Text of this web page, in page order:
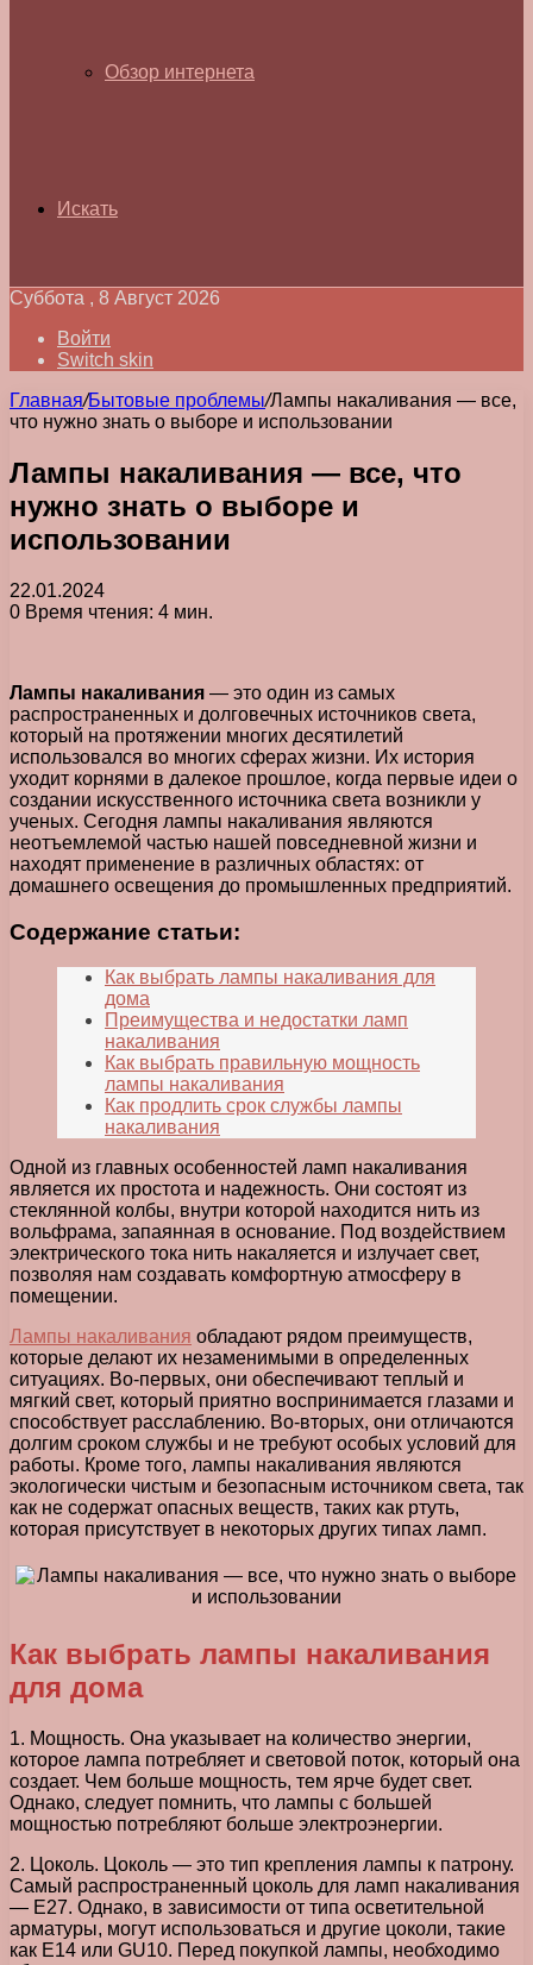
Обзор интернета
Искать
Суббота , 8 Август 2026
Войти
Switch skin
Главная/Бытовые проблемы/Лампы накаливания — все,
что нужно знать о выборе и использовании
Лампы накаливания — все, что
нужно знать о выборе и
использовании
22.01.2024
0 Время чтения: 4 мин.
Лампы накаливания — это один из самых
распространенных и долговечных источников света,
который на протяжении многих десятилетий
использовался во многих сферах жизни. Их история
уходит корнями в далекое прошлое, когда первые идеи о
создании искусственного источника света возникли у
ученых. Сегодня лампы накаливания являются
неотъемлемой частью нашей повседневной жизни и
находят применение в различных областях: от
домашнего освещения до промышленных предприятий.
Содержание статьи:
Как выбрать лампы накаливания для
дома
Преимущества и недостатки ламп
накаливания
Как выбрать правильную мощность
лампы накаливания
Как продлить срок службы лампы
накаливания
Одной из главных особенностей ламп накаливания
является их простота и надежность. Они состоят из
стеклянной колбы, внутри которой находится нить из
вольфрама, запаянная в основание. Под воздействием
электрического тока нить накаляется и излучает свет,
позволяя нам создавать комфортную атмосферу в
помещении.
Лампы накаливания обладают рядом преимуществ,
которые делают их незаменимыми в определенных
ситуациях. Во-первых, они обеспечивают теплый и
мягкий свет, который приятно воспринимается глазами и
способствует расслаблению. Во-вторых, они отличаются
долгим сроком службы и не требуют особых условий для
работы. Кроме того, лампы накаливания являются
экологически чистым и безопасным источником света, так
как не содержат опасных веществ, таких как ртуть,
которая присутствует в некоторых других типах ламп.
Как выбрать лампы накаливания
для дома
1. Мощность. Она указывает на количество энергии,
которое лампа потребляет и световой поток, который она
создает. Чем больше мощность, тем ярче будет свет.
Однако, следует помнить, что лампы с большей
мощностью потребляют больше электроэнергии.
2. Цоколь. Цоколь — это тип крепления лампы к патрону.
Самый распространенный цоколь для ламп накаливания
— Е27. Однако, в зависимости от типа осветительной
арматуры, могут использоваться и другие цоколи, такие
как Е14 или GU10. Перед покупкой лампы, необходимо